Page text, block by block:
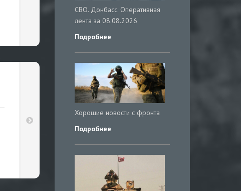
СВО. Донбасс. Оперативная
лента за 08.08.2026
Подробнее
Хорошие новости с фронта
Подробнее